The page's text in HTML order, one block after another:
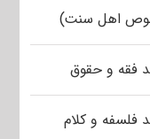
اهل سنت)
فقه و حقوق
فلسفه و کلام